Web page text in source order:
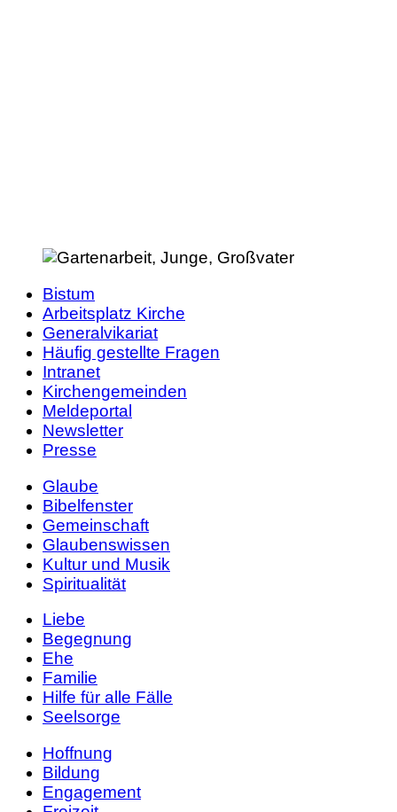
Bistum
Arbeitsplatz Kirche
Generalvikariat
Häufig gestellte Fragen
Intranet
Kirchengemeinden
Meldeportal
Newsletter
Presse
Glaube
Bibelfenster
Gemeinschaft
Glaubenswissen
Kultur und Musik
Spiritualität
Liebe
Begegnung
Ehe
Familie
Hilfe für alle Fälle
Seelsorge
Hoffnung
Bildung
Engagement